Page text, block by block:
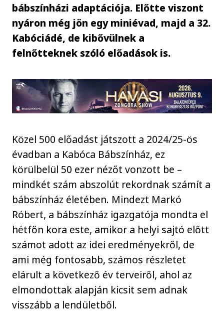
bábszínházi adaptációja. Előtte viszont
nyáron még jön egy miniévad, majd a 32.
Kabóciádé, de kibővülnek a
felnőtteknek szóló előadások is.
Közel 500 előadást játszott a 2024/25-ös
évadban a Kabóca Bábszínház, ez
körülbelül 50 ezer nézőt vonzott be –
mindkét szám abszolút rekordnak számít a
bábszínház életében. Mindezt Markó
Róbert, a bábszínház igazgatója mondta el
hétfőn kora este, amikor a helyi sajtó előtt
számot adott az idei eredményekről, de
ami még fontosabb, számos részletet
elárult a következő év terveiről, ahol az
elmondottak alapján kicsit sem adnak
visszább a lendületből.